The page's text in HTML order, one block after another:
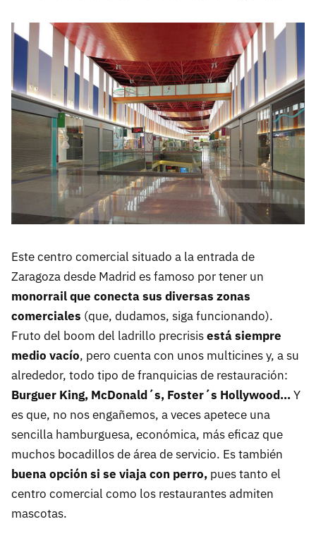
Este centro comercial situado a la entrada de
Zaragoza desde Madrid es famoso por tener un
monorrail que conecta sus diversas zonas
comerciales (que, dudamos, siga funcionando).
Fruto del boom del ladrillo precrisisestá siempre
medio vacío, pero cuenta con unos multicines y, a su
alrededor, todo tipo de franquicias de restauración:
Burguer King, McDonald´s, Foster´s Hollywood...Y
es que, no nos engañemos, a veces apetece una
sencilla hamburguesa, económica, más eficaz que
muchos bocadillos de área de servicio. Es también
buena opción si se viaja con perro, pues tanto el
centro comercial como los restaurantes admiten
mascotas.